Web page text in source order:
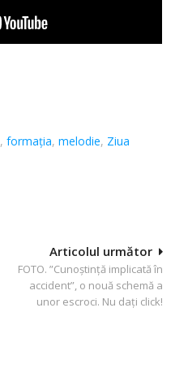
,formația,melodie, Ziua
Articolul următor
FOTO. ”Cunoștință implicată în
accident”, o nouă schemă a
unor escroci. Nu dați click!